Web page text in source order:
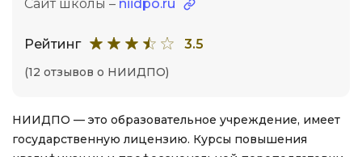
Сайт школы – niidpo.ru
Рейтинг 3.5
(12 отзывов о НИИДПО)
НИИДПО — это образовательное учреждение, имеет
государственную лицензию. Курсы повышения